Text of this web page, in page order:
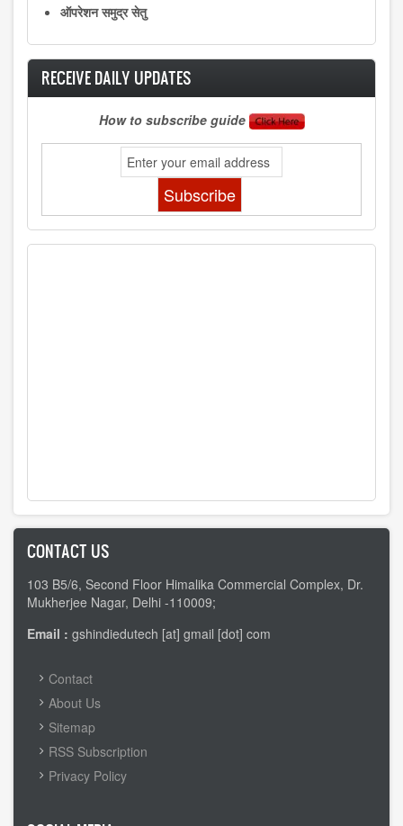
ऑपरेशन समुद्र सेतु
RECEIVE DAILY UPDATES
How to subscribe guide
CONTACT US
103 B5/6, Second Floor Himalika Commercial Complex, Dr.
Mukherjee Nagar, Delhi -110009;
Email : gshindiedutech [at] gmail [dot] com
FOOTER
MENU
Contact
About Us
Sitemap
RSS Subscription
Privacy Policy